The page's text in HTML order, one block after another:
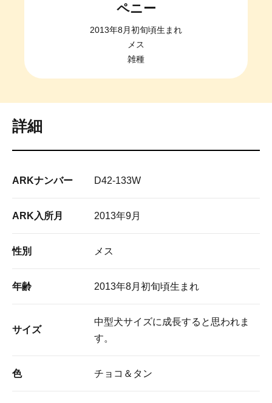
ペニー
2013年8月初旬頃生まれ
メス
雑種
詳細
ARKナンバー D42-133W
ARK入所月 2013年9月
性別 メス
年齢 2013年8月初旬頃生まれ
サイズ
中型犬サイズに成長すると思われま
す。
色 チョコ＆タン